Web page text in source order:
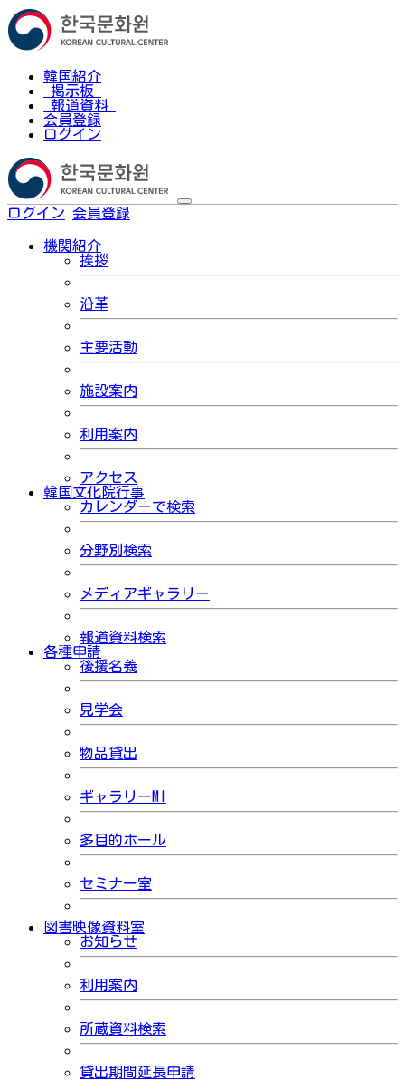
韓国紹介
掲示板
報道資料
会員登録
ログイン
ログイン 会員登録
機関紹介
挨拶
沿革
主要活動
施設案内
利用案内
アクセス
韓国文化院行事
カレンダーで検索
分野別検索
メディアギャラリー
報道資料検索
各種申請
後援名義
見学会
物品貸出
ギャラリーMI
多目的ホール
セミナー室
図書映像資料室
お知らせ
利用案内
所蔵資料検索
貸出期間延長申請